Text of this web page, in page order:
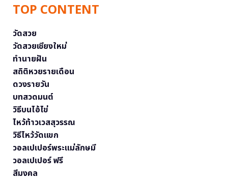
TOP CONTENT
วัดสวย
วัดสวยเชียงใหม่
ทำนายฝัน
สถิติหวยรายเดือน
ดวงรายวัน
บทสวดมนต์
วิธีบนไอ้ไข่
ไหว้ท้าวเวสสุวรรณ
วิธีไหว้วัดแขก
วอลเปเปอร์พระแม่ลักษมี
วอลเปเปอร์ ฟรี
สีมงคล